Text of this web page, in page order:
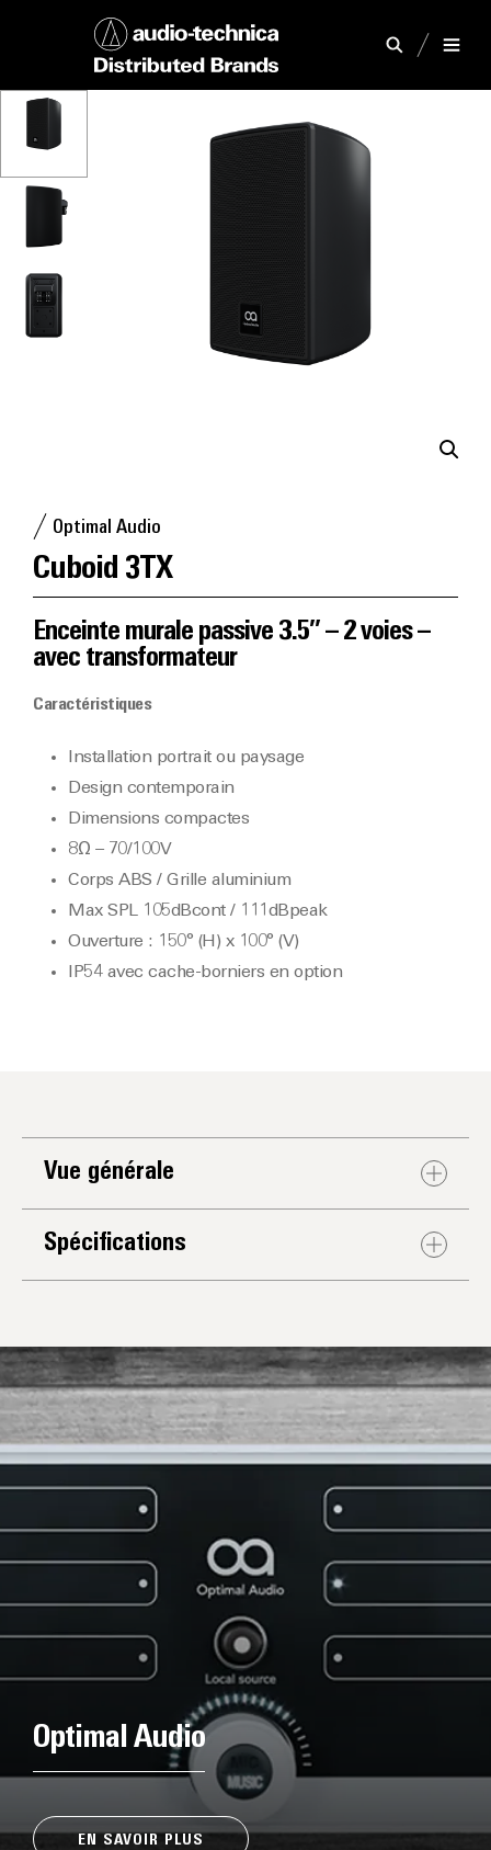
Optimal Audio
Cuboid 3TX
Enceinte murale passive 3.5’’ – 2 voies –
avec transformateur
Caractéristiques
Installation portrait ou paysage
Design contemporain
Dimensions compactes
8Ω – 70/100V
Corps ABS / Grille aluminium
Max SPL 105dBcont / 111dBpeak
Ouverture : 150° (H) x 100° (V)
IP54 avec cache-borniers en option
Vue générale
Spécifications
Optimal Audio
EN SAVOIR PLUS